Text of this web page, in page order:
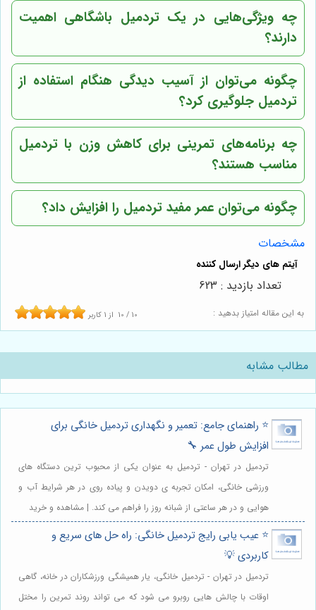
چه ویژگی‌هایی در یک تردمیل باشگاهی اهمیت
دارند؟
چگونه می‌توان از آسیب دیدگی هنگام استفاده از
تردمیل جلوگیری کرد؟
چه برنامه‌های تمرینی برای کاهش وزن با تردمیل
مناسب هستند؟
چگونه می‌توان عمر مفید تردمیل را افزایش داد؟
مشخصات
به این مقاله امتیاز بدهید : 10 / 10 از 1 کاربر
تعداد بازدید : 623
مطالب مشابه
⭐️ راهنمای جامع: تعمیر و نگهداری تردمیل خانگی برای
افزایش طول عمر 🔧
تردمیل در تهران - تردمیل به عنوان یکی از محبوب ترین دستگاه های
ورزشی خانگی، امکان تجربه ی دویدن و پیاده روی در هر شرایط آب و
هوایی و در هر ساعتی از شبانه روز را فراهم می کند. | مشاهده و خرید
⭐️ عیب یابی رایج تردمیل خانگی: راه حل های سریع و
کاربردی 💡
تردمیل در تهران - تردمیل خانگی، یار همیشگی ورزشکاران در خانه، گاهی
اوقات با چالش هایی روبرو می شود که می تواند روند تمرین را مختل